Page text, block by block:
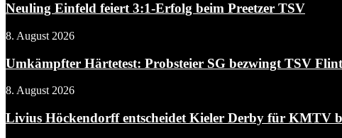
Neuling Einfeld feiert 3:1-Erfolg beim Preetzer TSV
8. August 2026
Umkämpfter Härtetest: Probsteier SG bezwingt TSV
8. August 2026
Livius Höckendorff entscheidet Kieler Derby für KMTV